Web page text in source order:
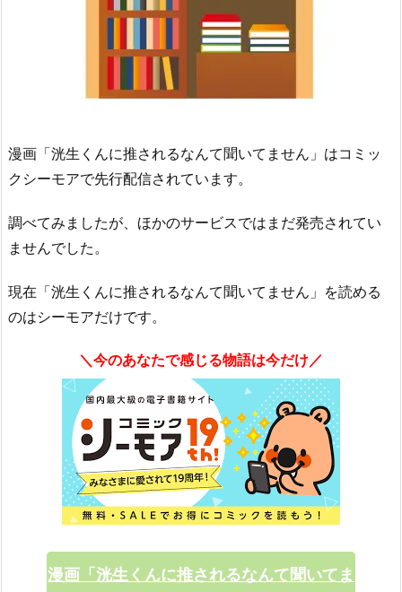
漫画「洸生くんに推されるなんて聞いてません」はコミッ
クシーモアで先行配信されています。
調べてみましたが、ほかのサービスではまだ発売されてい
ませんでした。
現在「洸生くんに推されるなんて聞いてません」を読める
のはシーモアだけです。
＼今のあなたで感じる物語は今だけ／
漫画「洸生くんに推されるなんて聞いてま